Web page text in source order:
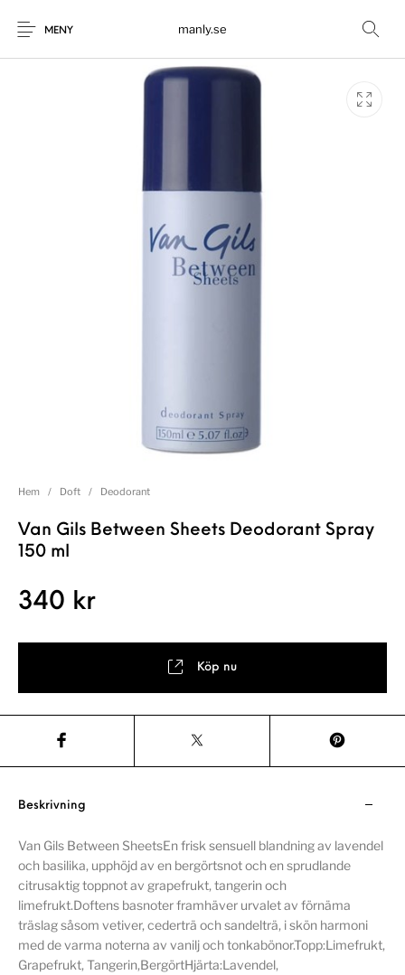
MENY manly.se
Hem / Doft / Deodorant
Van Gils Between Sheets Deodorant Spray
150 ml
340 kr
Köp nu
Beskrivning
Van Gils Between SheetsEn frisk sensuell blandning av lavendel
och basilika, upphöjd av en bergörtsnot och en sprudlande
citrusaktig toppnot av grapefrukt, tangerin och
limefrukt.Doftens basnoter framhäver urvalet av förnäma
träslag såsom vetiver, cederträ och sandelträ, i skön harmoni
med de varma noterna av vanilj och tonkabönor.Topp:Limefrukt,
Grapefrukt, Tangerin,BergörtHjärta:Lavendel,